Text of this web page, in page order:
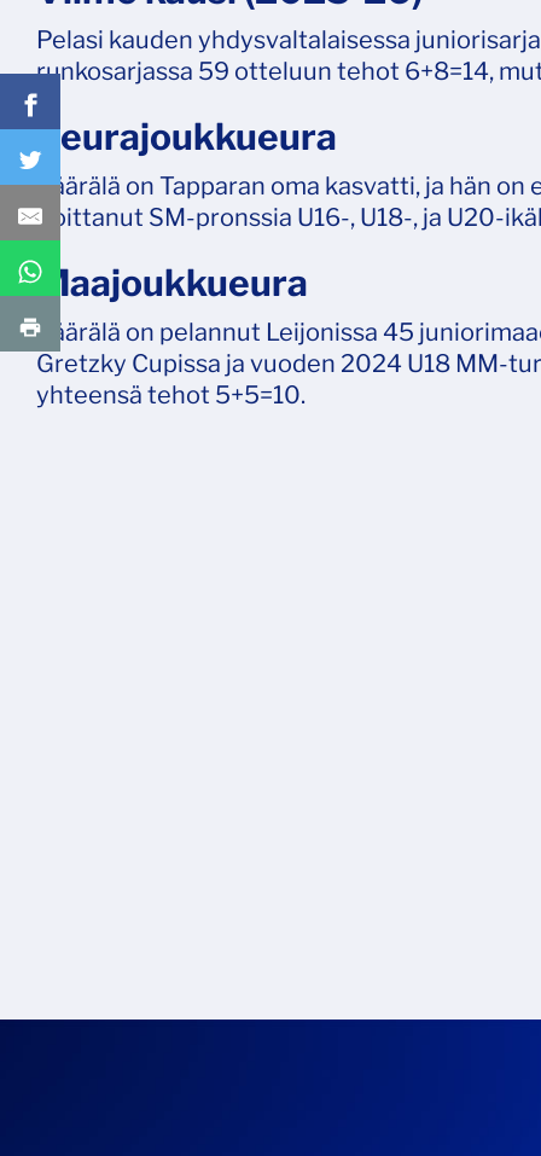
Pelasi kauden yhdysvaltalaisessa
runkosarjassa 59 otteluun tehot 6+8=14,
Seurajoukkueura
Väärälä on Tapparan oma kasvatti, ja hän
Voittanut SM-pronssia U16-, U18-, ja U20-
Maajoukkueura
Väärälä on pelannut Leijonissa 45
Gretzky Cupissa ja vuoden 2024 U18 MM-
yhteensä tehot 5+5=10.